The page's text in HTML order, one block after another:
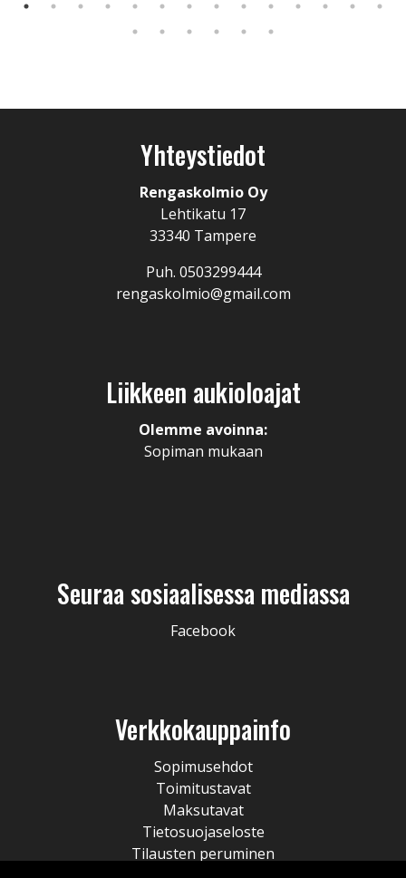
Yhteystiedot
Rengaskolmio Oy
Lehtikatu 17
33340 Tampere
Puh. 0503299444
rengaskolmio@gmail.com
Liikkeen aukioloajat
Olemme avoinna:
Sopiman mukaan
Seuraa sosiaalisessa mediassa
Facebook
Verkkokauppainfo
Sopimusehdot
Toimitustavat
Maksutavat
Tietosuojaseloste
Tilausten peruminen